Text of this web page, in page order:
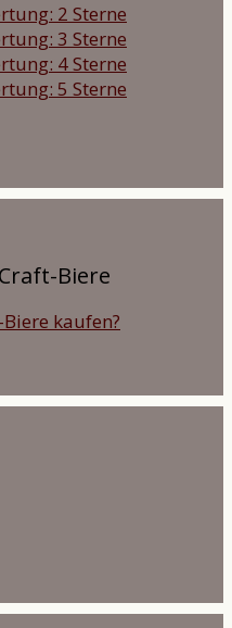
2 Sterne
3 Sterne
4 Sterne
5 Sterne
Biere
kaufen?